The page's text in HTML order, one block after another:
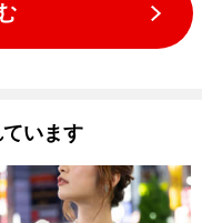
います